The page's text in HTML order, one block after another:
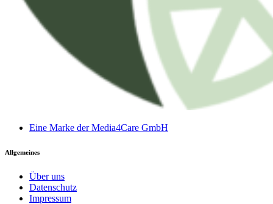
Eine Marke der Media4Care GmbH
Allgemeines
Über uns
Datenschutz
Impressum